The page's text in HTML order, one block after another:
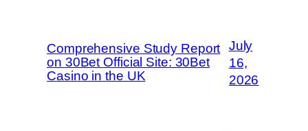
Comprehensive Study Report
on 30Bet Official Site: 30Bet
Casino in the UK
July
16,
2026